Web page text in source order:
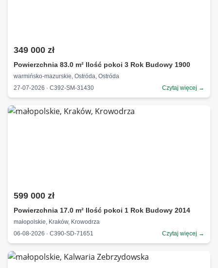
349 000 zł
Powierzchnia 83.0 m² Ilość pokoi 3 Rok Budowy 1900
warmińsko-mazurskie, Ostróda, Ostróda
27-07-2026 · C392-SM-31430
Czytaj więcej →
599 000 zł
Powierzchnia 17.0 m² Ilość pokoi 1 Rok Budowy 2014
małopolskie, Kraków, Krowodrza
06-08-2026 · C390-SD-71651
Czytaj więcej →